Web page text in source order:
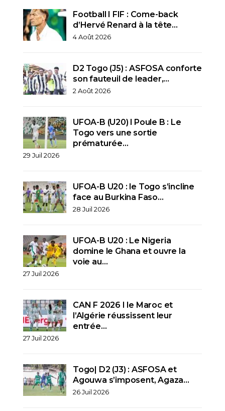
Football I FIF : Come-back
d’Hervé Renard à la tête…
4 Août 2026
D2 Togo (J5) : ASFOSA conforte
son fauteuil de leader,…
2 Août 2026
UFOA-B (U20) l Poule B : Le
Togo vers une sortie
prématurée…
29 Juil 2026
UFOA-B U20 : le Togo s’incline
face au Burkina Faso…
28 Juil 2026
UFOA-B U20 : Le Nigeria
domine le Ghana et ouvre la
voie au…
27 Juil 2026
CAN F 2026 I le Maroc et
l’Algérie réussissent leur
entrée…
27 Juil 2026
Togo| D2 (J3) : ASFOSA et
Agouwa s’imposent, Agaza…
26 Juil 2026